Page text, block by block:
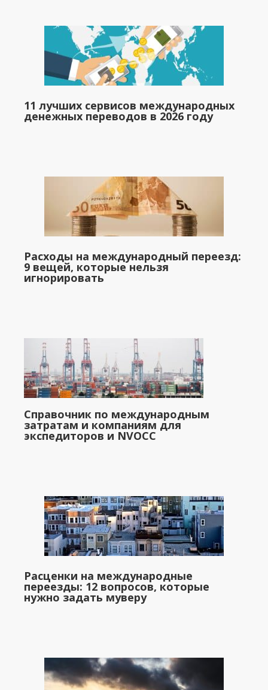
11 лучших сервисов международных
денежных переводов в 2026 году
Расходы на международный переезд:
9 вещей, которые нельзя
игнорировать
Справочник по международным
затратам и компаниям для
экспедиторов и NVOCC
Расценки на международные
переезды: 12 вопросов, которые
нужно задать муверу